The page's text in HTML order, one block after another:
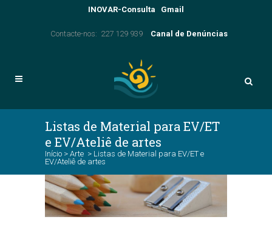
INOVAR-Consulta Gmail
Contacte-nos: 227 129 939 Canal de Denúncias
Listas de Material para EV/ET
e EV/Ateliê de artes
Início > Arte > Listas de Material para EV/ET e
EV/Ateliê de artes